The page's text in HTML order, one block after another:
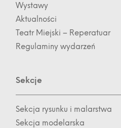
Wystawy
Aktualności
Teatr Miejski – Reperatuar
Regulaminy wydarzeń
Sekcje
Sekcja rysunku i malarstwa
Sekcja modelarska